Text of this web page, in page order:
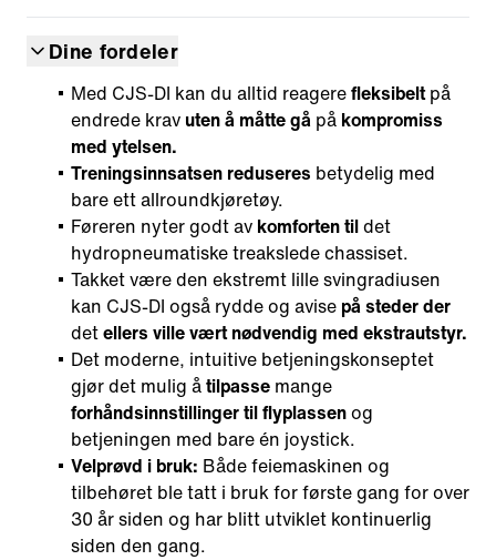
Dine fordeler
Med CJS-DI kan du alltid reagerefleksibeltpå
endrede krav uten å måtte gå på kompromiss
med ytelsen.
Treningsinnsatsen reduseres betydelig med
bare ett allroundkjøretøy.
Føreren nyter godt av komforten tildet
hydropneumatiske treakslede chassiset.
Takket være den ekstremt lille svingradiusen
kan CJS-DI også rydde og avise på steder der
detellers ville vært nødvendig med ekstrautstyr.
Det moderne, intuitive betjeningskonseptet
gjør det mulig åtilpasse mange
forhåndsinnstillinger til flyplassenog
betjeningen med bare én joystick.
Velprøvd i bruk: Både feiemaskinen og
tilbehøret ble tatt i bruk for første gang for over
30 år siden og har blitt utviklet kontinuerlig
siden den gang.